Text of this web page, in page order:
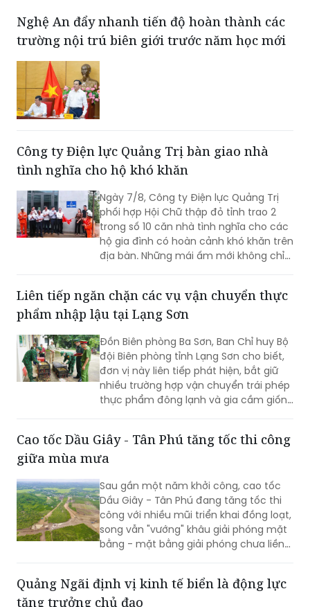
Nghệ An đẩy nhanh tiến độ hoàn thành các
trường nội trú biên giới trước năm học mới
Công ty Điện lực Quảng Trị bàn giao nhà
tình nghĩa cho hộ khó khăn
Ngày 7/8, Công ty Điện lực Quảng Trị
phối hợp Hội Chữ thập đỏ tỉnh trao 2
trong số 10 căn nhà tình nghĩa cho các
hộ gia đình có hoàn cảnh khó khăn trên
địa bàn. Những mái ấm mới không chỉ
giá trị nhân văn từ các hoạt động an
sinh xã hội của ngành Điện.
Liên tiếp ngăn chặn các vụ vận chuyển thực
phẩm nhập lậu tại Lạng Sơn
Đồn Biên phòng Ba Sơn, Ban Chỉ huy Bộ
đội Biên phòng tỉnh Lạng Sơn cho biết,
đơn vị này liên tiếp phát hiện, bắt giữ
nhiều trường hợp vận chuyển trái phép
thực phẩm đông lạnh và gia cầm giống
Cao tốc Dầu Giây - Tân Phú tăng tốc thi công
giữa mùa mưa
Sau gần một năm khởi công, cao tốc
Dầu Giây - Tân Phú đang tăng tốc thi
công với nhiều mũi triển khai đồng loạt,
song vẫn "vướng" khâu giải phóng mặt
bằng - mặt bằng giải phóng chưa liền
Quảng Ngãi định vị kinh tế biển là động lực
tăng trưởng chủ đạo